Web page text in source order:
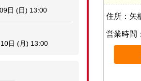
住所： 矢
営業時間：
日 (日) 13:00
日 (月) 13:00